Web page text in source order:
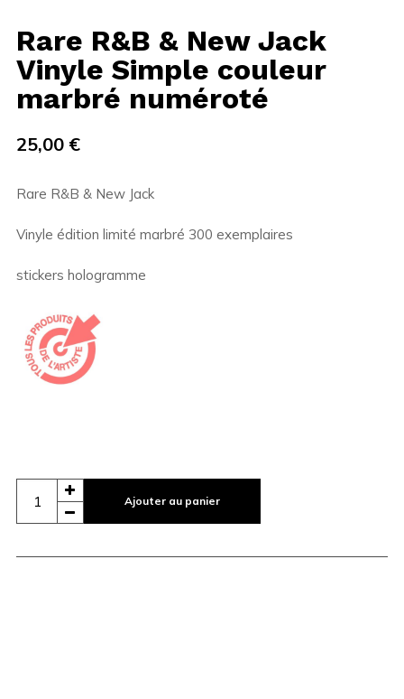
Rare R&B & New Jack
Vinyle Simple couleur
marbré numéroté
25,00 €
Rare R&B & New Jack
Vinyle édition limité marbré 300 exemplaires
stickers hologramme
Ajouter au panier